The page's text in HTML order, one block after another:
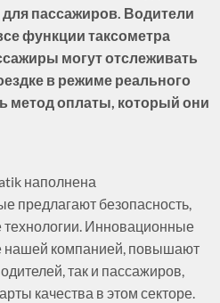
для пассажиров. Водители
функции таксометра
могут отслеживать
в режиме реального
метод оплаты, который они
наполнена
предлагают безопасность,
Инновационные
нашей компанией, повышают
так и пассажиров,
качества в этом секторе.